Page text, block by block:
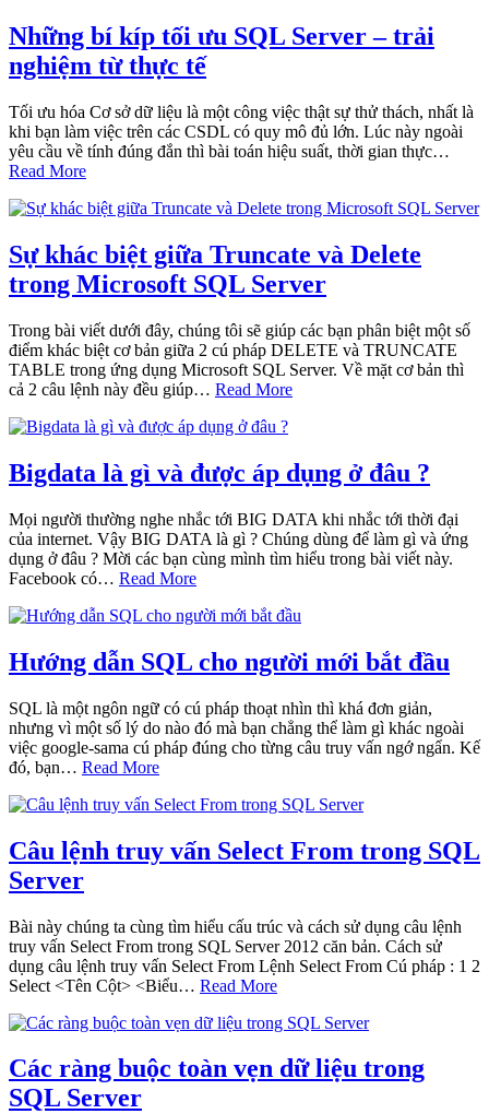
Những bí kíp tối ưu SQL Server – trải
nghiệm từ thực tế
Tối ưu hóa Cơ sở dữ liệu là một công việc thật sự thử thách, nhất là
khi bạn làm việc trên các CSDL có quy mô đủ lớn. Lúc này ngoài
yêu cầu về tính đúng đắn thì bài toán hiệu suất, thời gian thực…
Read More
Sự khác biệt giữa Truncate và Delete
trong Microsoft SQL Server
Trong bài viết dưới đây, chúng tôi sẽ giúp các bạn phân biệt một số
điểm khác biệt cơ bản giữa 2 cú pháp DELETE và TRUNCATE
TABLE trong ứng dụng Microsoft SQL Server. Về mặt cơ bản thì
cả 2 câu lệnh này đều giúp… Read More
Bigdata là gì và được áp dụng ở đâu ?
Mọi người thường nghe nhắc tới BIG DATA khi nhắc tới thời đại
của internet. Vậy BIG DATA là gì ? Chúng dùng để làm gì và ứng
dụng ở đâu ? Mời các bạn cùng mình tìm hiểu trong bài viết này.
Facebook có… Read More
Hướng dẫn SQL cho người mới bắt đầu
SQL là một ngôn ngữ có cú pháp thoạt nhìn thì khá đơn giản,
nhưng vì một số lý do nào đó mà bạn chẳng thể làm gì khác ngoài
việc google-sama cú pháp đúng cho từng câu truy vấn ngớ ngẩn. Kế
đó, bạn… Read More
Câu lệnh truy vấn Select From trong SQL
Server
Bài này chúng ta cùng tìm hiểu cấu trúc và cách sử dụng câu lệnh
truy vấn Select From trong SQL Server 2012 căn bản. Cách sử
dụng câu lệnh truy vấn Select From Lệnh Select From Cú pháp : 1 2
Select <Tên Cột> <Biểu… Read More
Các ràng buộc toàn vẹn dữ liệu trong
SQL Server